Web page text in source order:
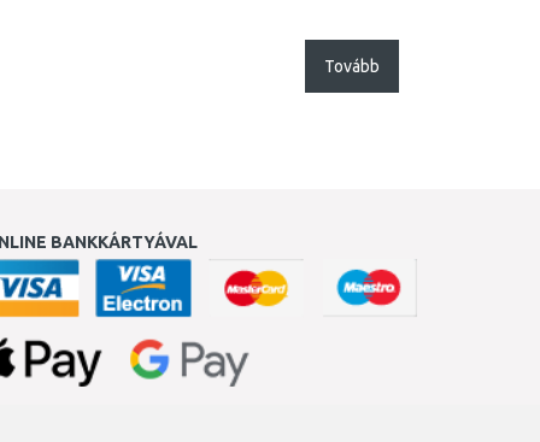
Tovább
BANKKÁRTYÁVAL